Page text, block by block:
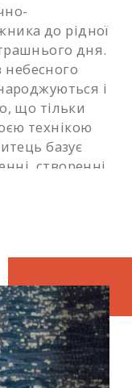
до рідної
дня.
і
що тільки
технікою
базує
створенні